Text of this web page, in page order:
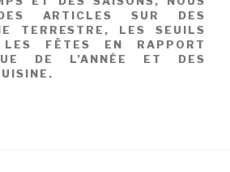
ARTICLES SUR DES
TERRESTRE, LES SEUILS
LES FÊTES EN RAPPORT
DE L’ANNÉE ET DES